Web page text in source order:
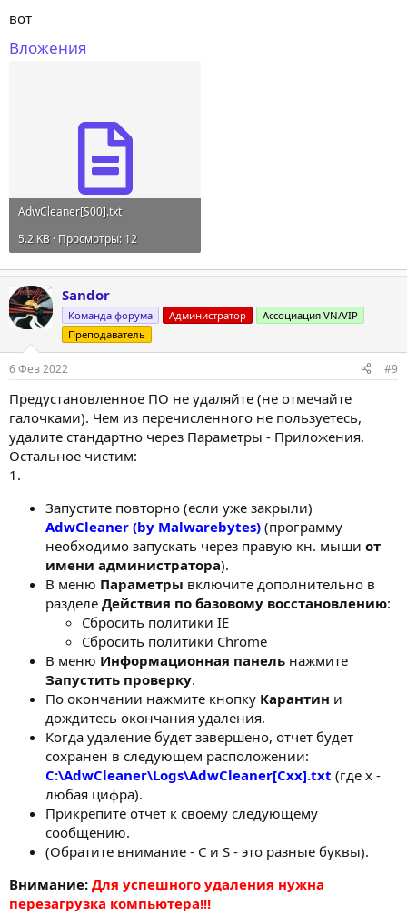
вот
Вложения
AdwCleaner[S00].txt
5.2 KB · Просмотры: 12
Sandor
Команда форума Администратор
Ассоциация VN/VIP
Преподаватель
6 Фев 2022 #9
Предустановленное ПО не удаляйте (не отмечайте
галочками). Чем из перечисленного не пользуетесь,
удалите стандартно через Параметры - Приложения.
Остальное чистим:
1.
Запустите повторно (если уже закрыли)
AdwCleaner (by Malwarebytes) (программу
необходимо запускать через правую кн. мыши от
имени администратора).
В меню Параметры включите дополнительно в
разделе Действия по базовому восстановлению:
Сбросить политики IE
Сбросить политики Chrome
В меню Информационная панель нажмите
Запустить проверку.
По окончании нажмите кнопку Карантин и
дождитесь окончания удаления.
Когда удаление будет завершено, отчет будет
сохранен в следующем расположении:
C:\AdwCleaner\Logs\AdwCleaner[Cxx].txt (где x -
любая цифра).
Прикрепите отчет к своему следующему
сообщению.
(Обратите внимание - C и S - это разные буквы).
Внимание: Для успешного удаления нужна
перезагрузка компьютера!!!